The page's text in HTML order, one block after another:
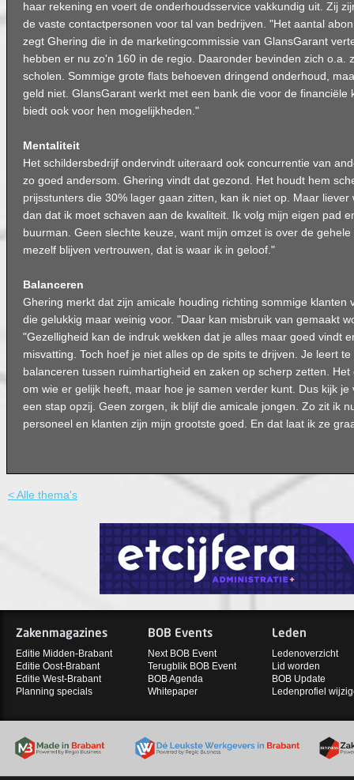
haar rekening en voert de onderhoudsservice vakkundig uit. Zij
de vaste contactpersonen voor tal van bedrijven. "Het aantal
zegt Ghering die in de marketingcommissie van GlansGarant
hebben er nu zo'n 160 in de regio. Daaronder bevinden zich o.a.
scholen. Sommige grote flats behoeven dringend onderhoud,
geld niet. GlansGarant werkt met een bank die voor de financiële
biedt ook voor hen mogelijkheden."
Mentaliteit
Het schildersbedrijf ondervindt uiteraard ook concurrentie van
zo goed andersom. Ghering vindt dat gezond. Het houdt hem
prijsstunters die 30% lager gaan zitten, kan ik niet op. Maar
dan dat ik moet schaven aan de kwaliteit. Ik volg mijn eigen pad
buurman. Geen slechte keuze, want mijn omzet is over de
mezelf blijven vertrouwen, dat is waar ik in geloof."
Balanceren
Ghering merkt dat zijn amicale houding richting sommige klanten
die gelukkig maar weinig voor. "Daar kan misbruik van gemaakt
"Gezelligheid kan de indruk wekken dat je alles maar goed vindt
misvatting. Toch hoef je niet alles op de spits te drijven. Je leert
balanceren tussen ruimhartigheid en zaken op scherp zetten.
om wie er gelijk heeft, maar hoe je samen verder kunt. Dus kijk
een stap opzij. Geen zorgen, ik blijf die amicale jongen. Zo zit ik
personeel en klanten zijn mijn grootste goed. En dat laat ik ze
< Alle thema's
Zakenmagazines
Editie Midden-Brabant
Editie Oost-Brabant
Editie West-Brabant
Planning specials
BOB Events
Next BOB Event
Terugblik BOB Event
BOB Agenda
Whitepaper
Leden
Ledenoverzicht
Lid worden
BOB Update
Ledenprofiel